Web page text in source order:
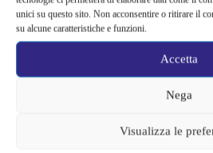
unici su questo sito. Non acconsentire o ritirare il
su alcune caratteristiche e funzioni.
Accetta
Nega
Visualizza le
MCU e il pubblico era entusiasta di
incentrata sul Dio dell’inganno.